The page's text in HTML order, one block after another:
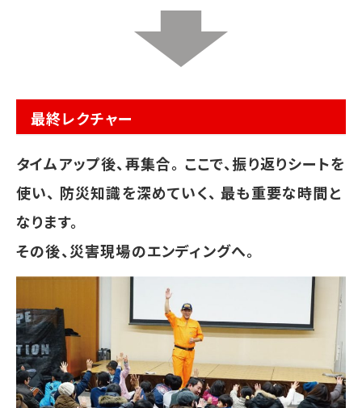
最終レクチャー
タイムアップ後、再集合。 ここで、振り返りシートを
使い、 防災知識を深めていく、 最も重要な時間と
なります。
その後、災害現場のエンディングへ。